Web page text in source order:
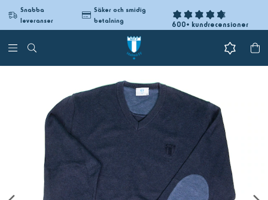
Snabba
leveranser
Säker och smidig
betalning
600+ kundrecensioner